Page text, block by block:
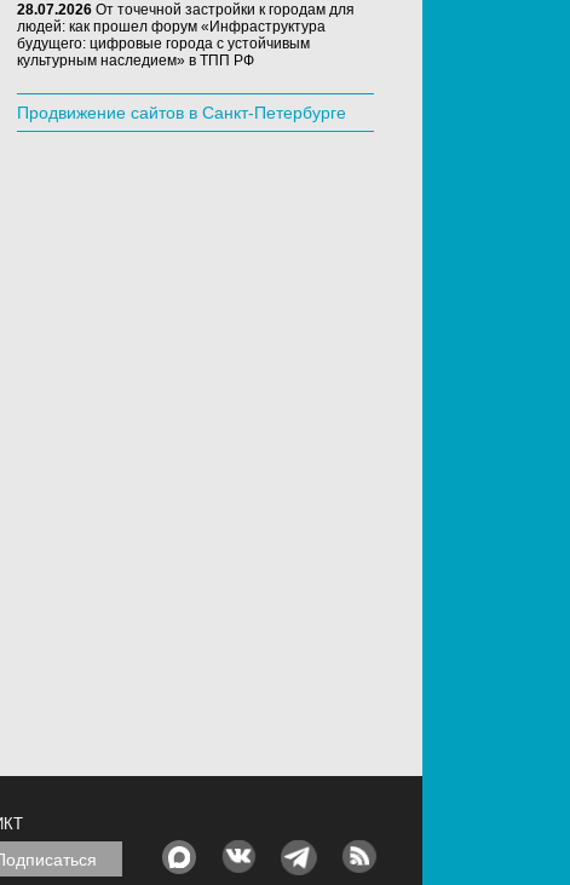
28.07.2026 От точечной застройки к городам для
людей: как прошел форум «Инфраструктура
будущего: цифровые города с устойчивым
культурным наследием» в ТПП РФ
Продвижение сайтов в Санкт-Петербурге